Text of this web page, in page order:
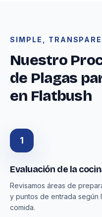
SIMPLE,
Nuestro
de Plagas
en Flatbush
1
Evaluación de la
Revisamos áreas de
y puntos de entrada según
comida.